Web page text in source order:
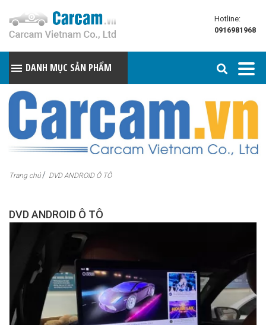
Hotline:
0916981968
DANH MỤC SẢN PHẨM
Trang chủ DVD ANDROID Ô TÔ
DVD ANDROID Ô TÔ